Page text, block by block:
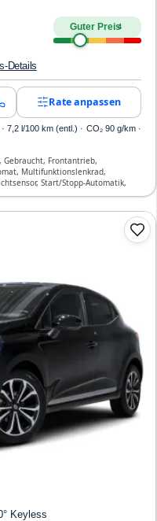
Guter Preis4
Details
Rate anpassen
7,2 l/100 km (entl.) · CO₂ 90 g/km ·
Gebraucht, Frontantrieb,
Multifunktionslenkrad,
Start/Stopp-Automatik,
Erkennung, ESP, ABS,
Keyless